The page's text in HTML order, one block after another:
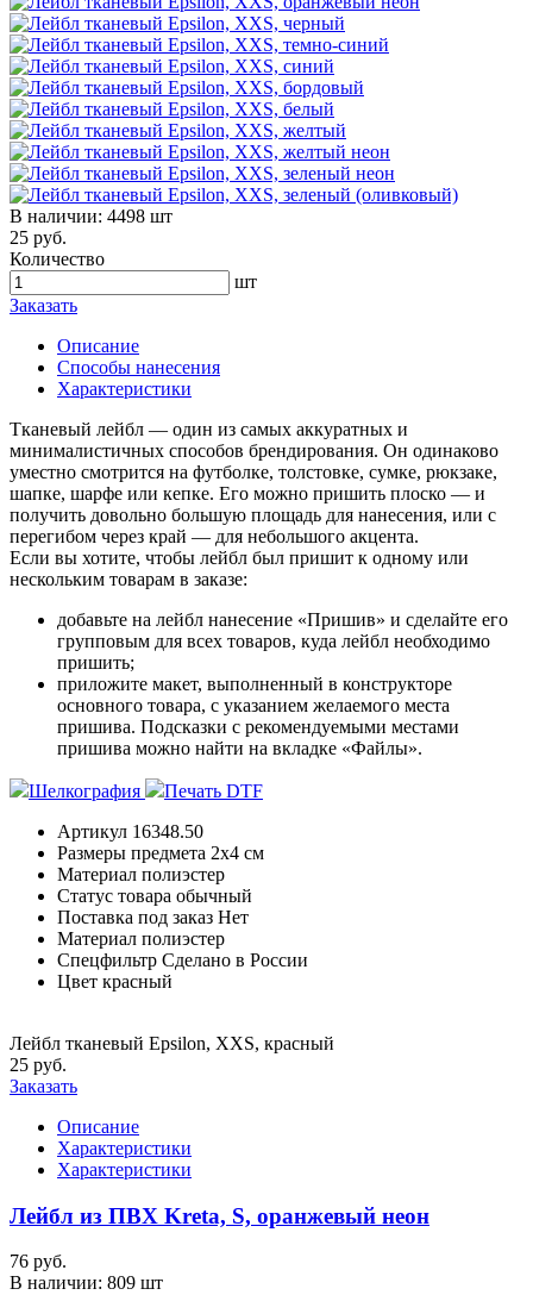
В наличии: 4498 шт
25 руб.
Количество
шт
Заказать
Описание
Способы нанесения
Характеристики
Тканевый лейбл — один из самых аккуратных и
минималистичных способов брендирования. Он одинаково
уместно смотрится на футболке, толстовке, сумке, рюкзаке,
шапке, шарфе или кепке. Его можно пришить плоско — и
получить довольно большую площадь для нанесения, или с
перегибом через край — для небольшого акцента.
Если вы хотите, чтобы лейбл был пришит к одному или
нескольким товарам в заказе:
добавьте на лейбл нанесение «Пришив» и сделайте его
групповым для всех товаров, куда лейбл необходимо
пришить;
приложите макет, выполненный в конструкторе
основного товара, с указанием желаемого места
пришива. Подсказки с рекомендуемыми местами
пришива можно найти на вкладке «Файлы».
Шелкография
Печать DTF
Артикул 16348.50
Размеры предмета 2х4 см
Материал полиэстер
Статус товара обычный
Поставка под заказ Нет
Материал полиэстер
Спецфильтр Сделано в России
Цвет красный
Лейбл тканевый Epsilon, XXS, красный
25 руб.
Заказать
Описание
Характеристики
Характеристики
Лейбл из ПВХ Kreta, S, оранжевый неон
76 руб.
В наличии: 809 шт